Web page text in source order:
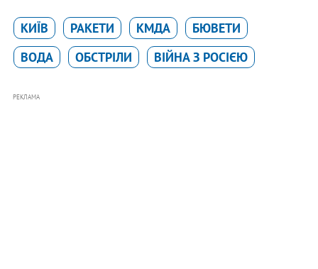
КИЇВ РАКЕТИ КМДА
БЮВЕТИ
ВОДА
ОБСТРІЛИ ВІЙНА З РОСІЄЮ
РЕКЛАМА